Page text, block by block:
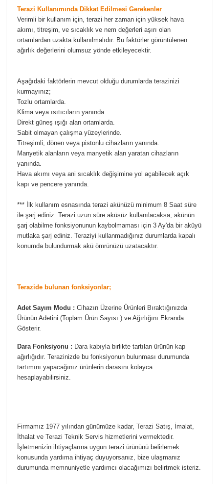
Terazi Kullanımında Dikkat Edilmesi Gerekenler
Verimli bir kullanım için, terazi her zaman için yüksek hava
akımı, titreşim, ve sıcaklık ve nem değerleri aşırı olan
ortamlardan uzakta kullanılmalıdır. Bu faktörler görüntülenen
ağırlık değerlerini olumsuz yönde etkileyecektir.
Aşağıdaki faktörlerin mevcut olduğu durumlarda terazinizi
kurmayınız;
Tozlu ortamlarda.
Klima veya ısıtıcıların yanında.
Direkt güneş ışığı alan ortamlarda.
Sabit olmayan çalışma yüzeylerinde.
Titreşimli, dönen veya pistonlu cihazların yanında.
Manyetik alanların veya manyetik alan yaratan cihazların
yanında.
Hava akımı veya ani sıcaklık değişimine yol açabilecek açık
kapı ve pencere yanında.
*** İlk kullanım esnasında terazi akünüzü minimum 8 Saat süre
ile şarj ediniz. Terazi uzun süre aküsüz kullanılacaksa, akünün
şarj olabilme fonksiyonunun kaybolmaması için 3 Ay'da bir aküyü
mutlaka şarj ediniz. Teraziyi kullanmadığınız durumlarda kapalı
konumda bulundurmak akü ömrünüzü uzatacaktır.
Terazide bulunan fonksiyonlar;
Adet Sayım Modu : Cihazın Üzerine Ürünleri Bıraktığınızda
Ürünün Adetini (Toplam Ürün Sayısı ) ve Ağırlığını Ekranda
Gösterir.
Dara Fonksiyonu : Dara kabıyla birlikte tartılan ürünün kap
ağırlığıdır. Terazinizde bu fonksiyonun bulunması durumunda
tartımını yapacağınız ürünlerin darasını kolayca
hesaplayabilirsiniz.
Firmamız 1977 yılından günümüze kadar, Terazi Satış, İmalat,
İthalat ve Terazi Teknik Servis hizmetlerini vermektedir.
İşletmenizin ihtiyaçlarına uygun terazi ürününü belirlemek
konusunda yardıma ihtiyaç duyuyorsanız, bize ulaşmanız
durumunda memnuniyetle yardımcı olacağımızı belirtmek isteriz.